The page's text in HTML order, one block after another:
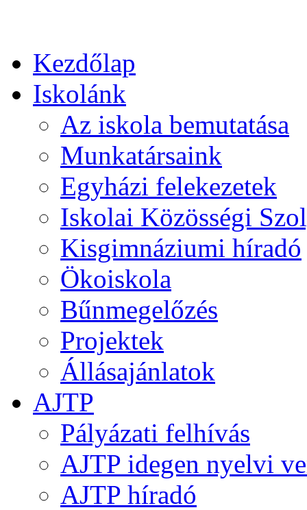
Kezdőlap
Iskolánk
Az iskola bemutatása
Munkatársaink
Egyházi felekezetek
Iskolai Közösségi
Kisgimnáziumi híradó
Ökoiskola
Bűnmegelőzés
Projektek
Állásajánlatok
AJTP
Pályázati felhívás
AJTP idegen nyelvi
AJTP híradó